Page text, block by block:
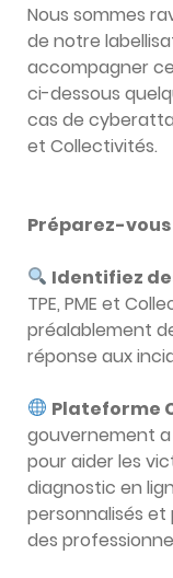
Nous sommes
de notre
accompagner
ci-dessous
cas de
et Collectivités.
Préparez-
Identifiez
TPE, PME et
préalablement
réponse aux
Plateforme
gouvernement
pour aider les
diagnostic en
personnalisés
des